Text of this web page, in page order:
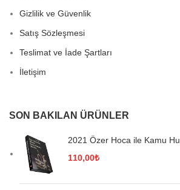
Gizlilik ve Güvenlik
Satış Sözleşmesi
Teslimat ve İade Şartları
İletişim
SON BAKILAN ÜRÜNLER
2021 Özer Hoca ile Kamu
110,00₺